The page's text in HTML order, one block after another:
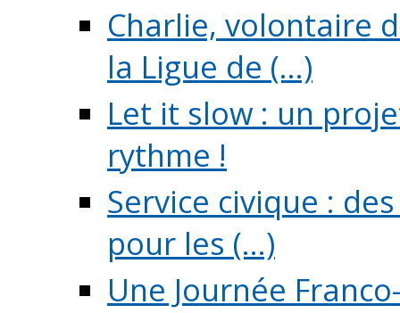
Charlie, volontaire
la Ligue de (...)
Let it slow : un
rythme !
Service civique :
pour les (...)
Une Journée